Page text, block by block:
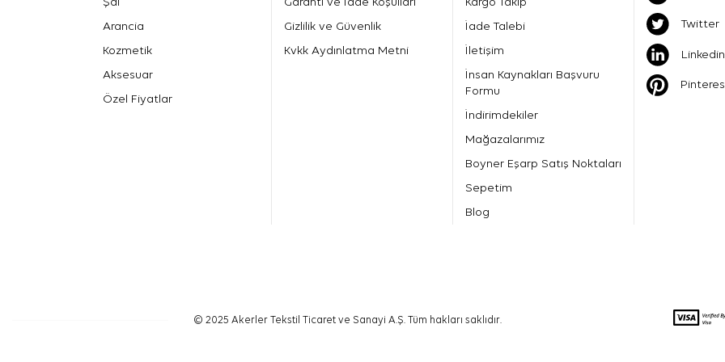
Arancia
Kozmetik
Aksesuar
Özel Fiyatlar
Gizlilik ve Güvenlik
Kvkk Aydınlatma Metni
İade Talebi
İletişim
İnsan Kaynakları Başvuru
Formu
İndirimdekiler
Mağazalarımız
Boyner Eşarp Satış Noktaları
Sepetim
Blog
Twitter
Linkedin
© 2025 Akerler Tekstil Ticaret ve Sanayi A.Ş. Tüm hakları saklıdır.